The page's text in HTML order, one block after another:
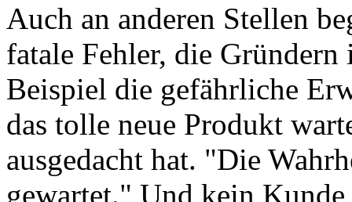
Auch an anderen Stellen
fatale Fehler, die
Beispiel die gefährliche
das tolle neue Produkt
ausgedacht hat. "Die
gewartet." Und kein